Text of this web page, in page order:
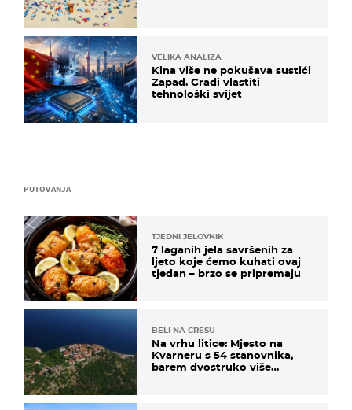
PUTOVANJA
TJEDNI JELOVNIK
7 laganih jela savršenih za
ljeto koje ćemo kuhati ovaj
tjedan – brzo se pripremaju
BELI NA CRESU
Na vrhu litice: Mjesto na
Kvarneru s 54 stanovnika,
barem dvostruko više
VELIKA ANALIZA
Kina više ne pokušava sustići
Zapad. Gradi vlastiti
tehnološki svijet